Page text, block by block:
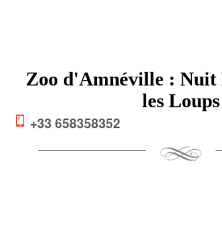
+33 658358352
Zoo d'Amnéville : Nuit
les Loups